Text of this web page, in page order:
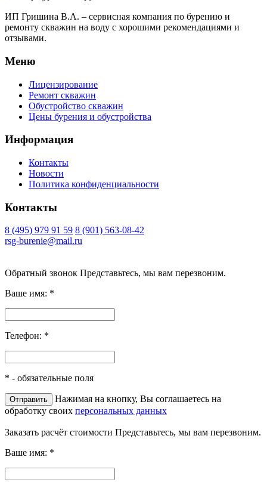
ИП Гришина В.А. – сервисная компания по бурению и
ремонту скважин на воду с хорошими рекомендациями и
отзывами.
Меню
Лицензирование
Ремонт скважин
Обустройство скважин
Цены бурения и обустройства
Информация
Контакты
Новости
Политика конфиденциальности
Контакты
8 (495) 979 91 59 8 (901) 563-08-42
rsg-burenie@mail.ru
Обратный звонок Представьтесь, мы вам перезвоним.
Ваше имя: *
Телефон: *
* - обязательные поля
Нажимая на кнопку, Вы соглашаетесь на
обработку своих персональных данных
Заказать расчёт стоимости Представьтесь, мы вам перезвоним.
Ваше имя: *